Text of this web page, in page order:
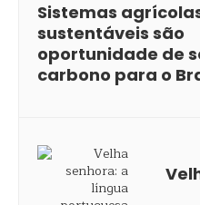
Sistemas
sustentáveis são
oportunidade de
carbono para o